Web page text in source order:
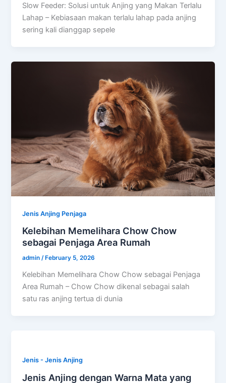
Slow Feeder: Solusi untuk Anjing yang Makan Terlalu
Lahap – Kebiasaan makan terlalu lahap pada anjing
sering kali dianggap sepele
Jenis Anjing Penjaga
Kelebihan Memelihara Chow Chow
sebagai Penjaga Area Rumah
admin/ February 5, 2026
Kelebihan Memelihara Chow Chow sebagai Penjaga
Area Rumah – Chow Chow dikenal sebagai salah
satu ras anjing tertua di dunia
Jenis - Jenis Anjing
Jenis Anjing dengan Warna Mata yang